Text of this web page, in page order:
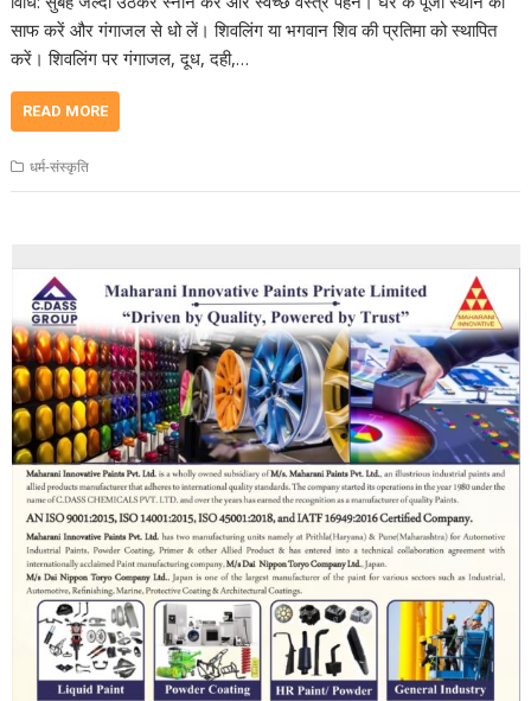
साफ करें और गंगाजल से धो लें। शिवलिंग या भगवान शिव की प्रतिमा को स्थापित
करें। शिवलिंग पर गंगाजल, दूध, दही,…
READ MORE
धर्म-संस्कृति